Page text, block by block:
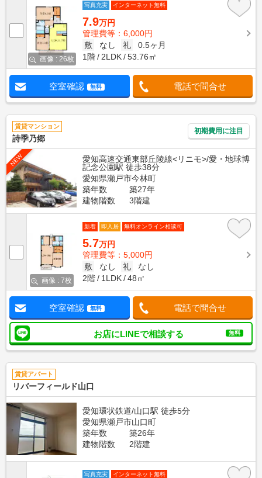
画像 : 26枚
写真充実 インターネット無料
7.9万円
管理費等：6,000円
敷
なし 礼
0.5ヶ月
1階
2LDK 53.76㎡
空室確認 無料 電話で問合せ
賃貸マンション
詩季乃郷
初期費用に注目
NEW
愛知高速交通東部丘陵線<リニモ>/愛・地球博
記念公園駅 徒歩38分
愛知県瀬戸市今林町
築年数
築27年
建物階数
3階建
画像 : 7枚
新着 即入居 無料オンライン相談可
5.7万円
管理費等：5,000円
敷
なし 礼
なし
2階
1LDK 48㎡
空室確認 無料 電話で問合せ
お店にLINEで相談する 無料
賃貸アパート
リバーフィールド山口
愛知環状鉄道/山口駅 徒歩5分
愛知県瀬戸市山口町
築年数
築26年
建物階数
2階建
写真充実 インターネット無料